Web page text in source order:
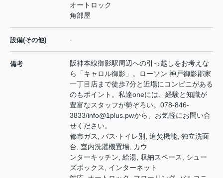
オートロック
角部屋
設備(その他) -
備考
阪神本線御影駅周辺への引っ越しをお考えな
ら「キャロル御影」。ローソン 神戸御影郡家
一丁目店まで徒歩7分と近場にコンビニがある
のもポイント。私達oneには、経験と知識が
豊富なスタッフが勢ぞろい。078-846-
3833/info@1plus.pwから、お気軽にお問い合
せください。
都市ガス, バス‧トイレ別, 追焚機能, 独⽴洗⾯
台, 室内洗濯機置場, カウ
ンターキッチン, 給湯, 収納スペース, シュー
ズボックス, インターネット